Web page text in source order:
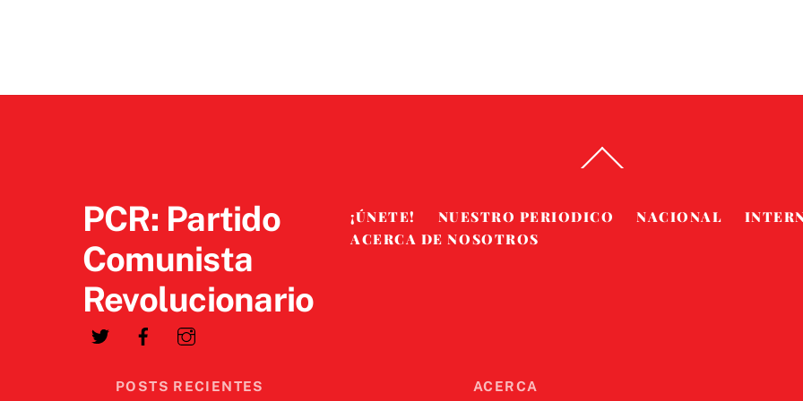
To
PCR: Partido
Comunista
Revolucionario
¡ÚNETE! NUESTRO PERIODICO NACIONAL
ACERCA DE NOSOTROS
POSTS RECIENTES ACERCA